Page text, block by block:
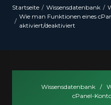
Startseite Wissensdatenbank
Wie man Funktionen eines
aktiviert/deaktiviert
Wissensdatenbank /
cPanel-